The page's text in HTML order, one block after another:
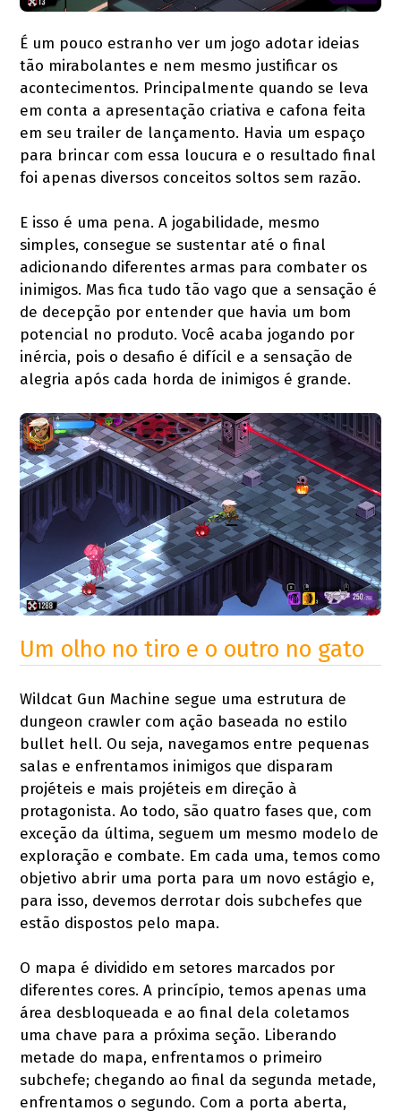
É um pouco estranho ver um jogo adotar ideias
tão mirabolantes e nem mesmo justificar os
acontecimentos. Principalmente quando se leva
em conta a apresentação criativa e cafona feita
em seu trailer de lançamento. Havia um espaço
para brincar com essa loucura e o resultado final
foi apenas diversos conceitos soltos sem razão.
E isso é uma pena. A jogabilidade, mesmo
simples, consegue se sustentar até o final
adicionando diferentes armas para combater os
inimigos. Mas fica tudo tão vago que a sensação é
de decepção por entender que havia um bom
potencial no produto. Você acaba jogando por
inércia, pois o desafio é difícil e a sensação de
alegria após cada horda de inimigos é grande.
Um olho no tiro e o outro no gato
Wildcat Gun Machine segue uma estrutura de
dungeon crawler com ação baseada no estilo
bullet hell. Ou seja, navegamos entre pequenas
salas e enfrentamos inimigos que disparam
projéteis e mais projéteis em direção à
protagonista. Ao todo, são quatro fases que, com
exceção da última, seguem um mesmo modelo de
exploração e combate. Em cada uma, temos como
objetivo abrir uma porta para um novo estágio e,
para isso, devemos derrotar dois subchefes que
estão dispostos pelo mapa.
O mapa é dividido em setores marcados por
diferentes cores. A princípio, temos apenas uma
área desbloqueada e ao final dela coletamos
uma chave para a próxima seção. Liberando
metade do mapa, enfrentamos o primeiro
subchefe; chegando ao final da segunda metade,
enfrentamos o segundo. Com a porta aberta,